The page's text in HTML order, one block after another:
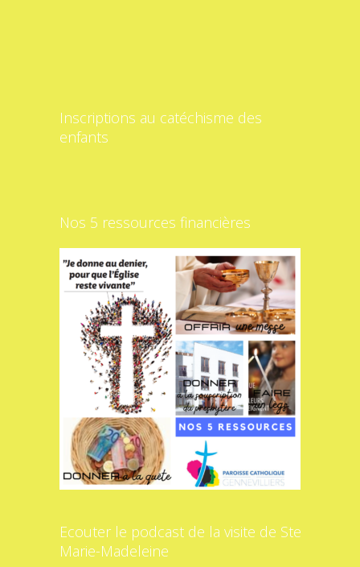
Inscriptions au catéchisme des
enfants
Nos 5 ressources financières
Ecouter le podcast de la visite de Ste
Marie-Madeleine